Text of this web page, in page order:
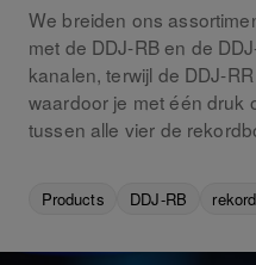
We breiden ons
met de DDJ-RB en de
kanalen, terwijl de DDJ-
waardoor je met één druk
tussen alle vier de
Products DDJ-RB